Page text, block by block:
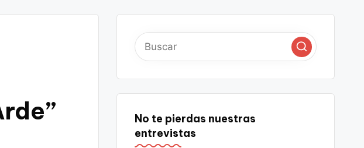
No te pierdas nuestras
entrevistas